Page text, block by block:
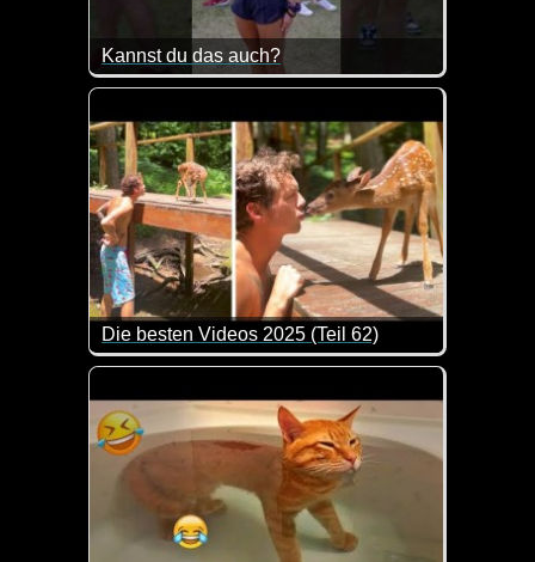
Kannst du das auch?
Ich denke mal eher nicht :-) Das ist doch richtig
Die besten Videos 2025 (Teil 62)
Eine tolle Zusammenstellung von lustigen